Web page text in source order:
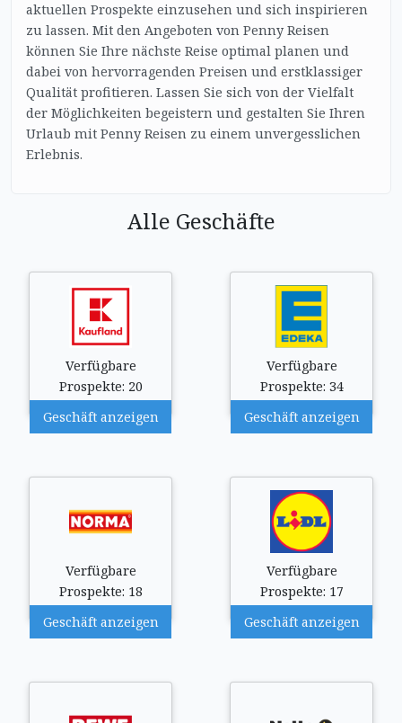
aktuellen Prospekte einzusehen und sich inspirieren
zu lassen. Mit den Angeboten von Penny Reisen
können Sie Ihre nächste Reise optimal planen und
dabei von hervorragenden Preisen und erstklassiger
Qualität profitieren. Lassen Sie sich von der Vielfalt
der Möglichkeiten begeistern und gestalten Sie Ihren
Urlaub mit Penny Reisen zu einem unvergesslichen
Erlebnis.
Alle Geschäfte
Verfügbare
Prospekte: 20
Geschäft anzeigen
Verfügbare
Prospekte: 34
Geschäft anzeigen
Verfügbare
Prospekte: 18
Geschäft anzeigen
Verfügbare
Prospekte: 17
Geschäft anzeigen